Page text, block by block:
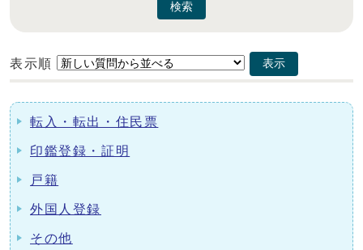
検索
表示順 表示
転入・転出・住民票
印鑑登録・証明
戸籍
外国人登録
その他